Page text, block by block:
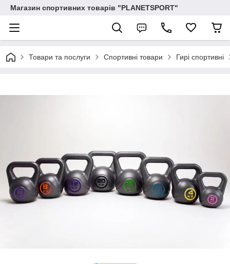
Магазин спортивних товарів "PLANETSPORT"
Товари та послуги Спортивні товари Гирі спортивні